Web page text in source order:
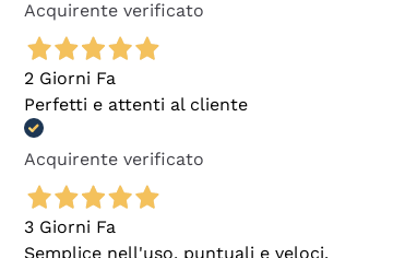
Acquirente verificato
2 Giorni Fa
Perfetti e attenti al cliente
Acquirente verificato
3 Giorni Fa
Semplice nell'uso, puntuali e veloci.